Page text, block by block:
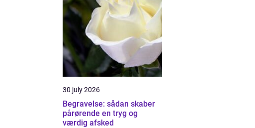
30 july 2026
Begravelse: sådan skaber
pårørende en tryg og
værdig afsked